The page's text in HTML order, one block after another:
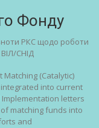
Фонду
РКС щодо роботи
СНІД
(Catalytic)
into current
letters
matching funds into
and